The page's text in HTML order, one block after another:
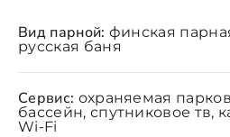
Вид парной: финская
русская баня
Сервис: охраняемая
бассейн, спутниковое тв,
Wi-Fi